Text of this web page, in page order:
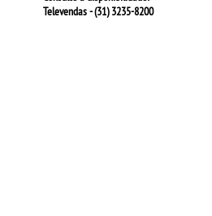
Televendas - (31)3235-8200